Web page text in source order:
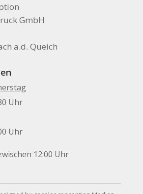
GmbH
a.d. Queich
Uhr
Uhr
12:00 Uhr